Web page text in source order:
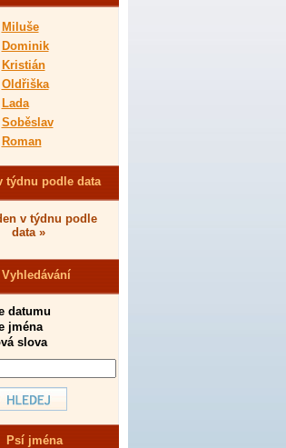
Miluše
Dominik
Kristián
Oldřiška
Lada
Soběslav
Roman
týdnu podle data
v týdnu podle
data »
Vyhledávání
datumu
jména
slova
Psí jména